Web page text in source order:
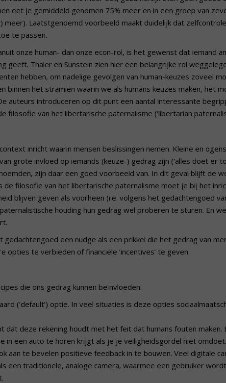
eet je gemiddeld genomen 75% meer en in een groep van
meer). Laatstgenoemd voorbeeld maakt duidelijk dat
te passen.
onze human- dan onze econ-rol, is het gewenst dat iemand
geeft. Thaler en Sunstein zien hier een belangrijke rol
hebben, om nadelige gevolgen van human-keuzes zoveel
binnen het stramien waarin we als humans keuzes maken, het
auteurs introduceren op dit punt een aantal interessante
filosofie van het libertarische paternalisme (‘libertarian
inricht waarin mensen beslissingen nemen. Kleine en
grote invloed op iemands (keuze-) gedrag zijn (‘alles doet er
zijn daar een goed voorbeeld van. In dit geval blijft de
de filosofie van het libertarische paternalisme moet je bij het
blijven geven als voorheen (i.e. volgens het gedachtengoed
houding hun gedrag wel proberen te sturen. En
gedachtengoed een nudge als een prikkel die het gedrag van
opties te verbieden of financiële ‘incentives’ te geven.
die ons gedrag kunnen beïnvloeden:
(‘default’) optie. In veel situaties is deze opties
dat deze rekening houdt met het feit dat humans fouten maken.
in een auto te horen krijgt als je je veiligheidsgordel niet omdoet.
aan te bevelen positieve feedback in te bouwen. Veel digitale
een traditionele, analoge camera, waarmee een gebruiker wordt